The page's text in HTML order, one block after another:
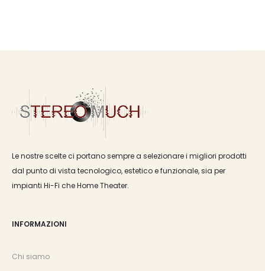
Le nostre scelte ci portano sempre a selezionare i migliori prodotti
dal punto di vista tecnologico, estetico e funzionale, sia per
impianti Hi-Fi che Home Theater.
INFORMAZIONI
Chi siamo